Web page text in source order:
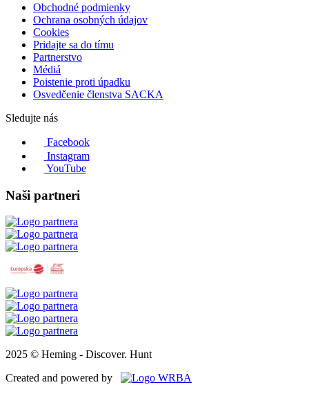
Obchodné podmienky
Ochrana osobných údajov
Cookies
Pridajte sa do tímu
Partnerstvo
Médiá
Poistenie proti úpadku
Osvedčenie členstva SACKA
Sledujte nás
Facebook
Instagram
YouTube
Naši partneri
2025 © Heming - Discover. Hunt
Created and powered by